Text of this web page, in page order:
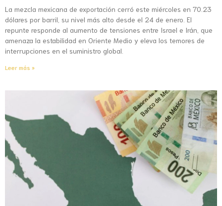
La mezcla mexicana de exportación cerró este miércoles en 70.23
dólares por barril, su nivel más alto desde el 24 de enero. El
repunte responde al aumento de tensiones entre Israel e Irán, que
amenaza la estabilidad en Oriente Medio y eleva los temores de
interrupciones en el suministro global.
Leer más »